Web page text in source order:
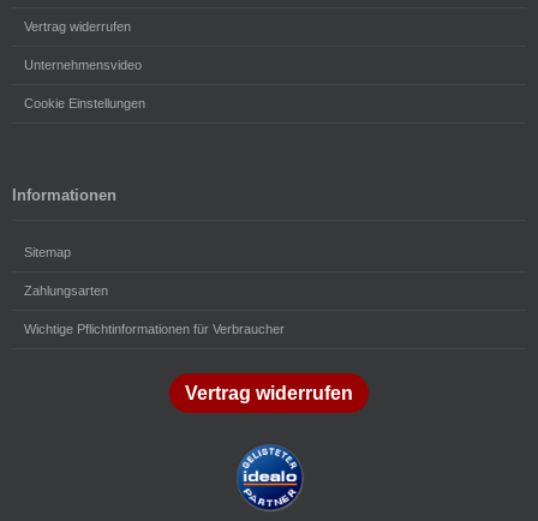
Vertrag widerrufen
Unternehmensvideo
Cookie Einstellungen
Informationen
Sitemap
Zahlungsarten
Wichtige Pflichtinformationen für Verbraucher
Vertrag widerrufen